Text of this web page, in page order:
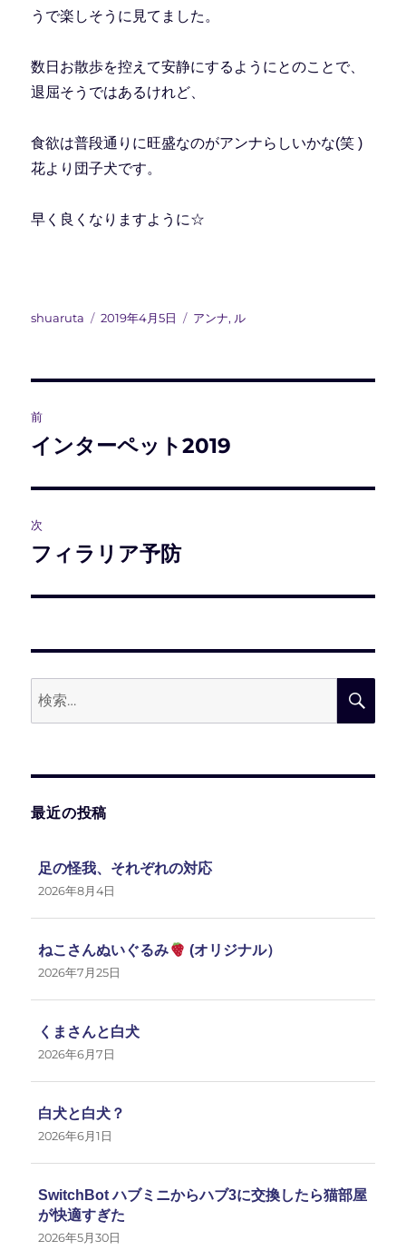
うで楽しそうに見てました。
数日お散歩を控えて安静にするようにとのことで、
退屈そうではあるけれど、
食欲は普段通りに旺盛なのがアンナらしいかな(笑 )
花より団子犬です。
早く良くなりますように☆
投
shuaruta
投
2019年4月5日
カ
アンナ, ル
稿
ビ
ゲ
ー
ョ
ン
前
前
投
稿:
インターペット2019
次
次
投
フィラリア予防
索
最近の投稿
足の怪我、それぞれの対応
2026年8月4日
ねこさんぬいぐるみ (オリジナル）
2026年7月25日
くまさんと白犬
2026年6月7日
白犬と白犬？
2026年6月1日
SwitchBot ハブミニからハブ3に交換したら猫部屋
が快適すぎた
2026年5月30日